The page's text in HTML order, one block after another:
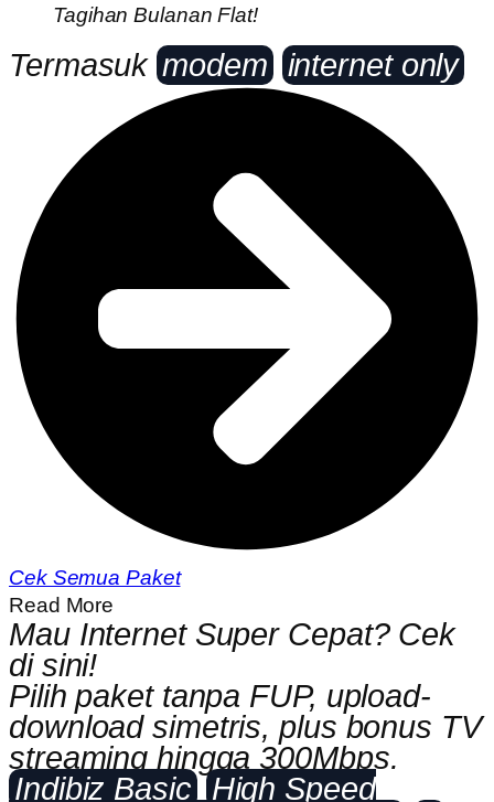
Tagihan Bulanan Flat!
Termasukmodem internet only
Cek Semua Paket
Read More
Mau Internet Super Cepat? Cek
di sini!
Pilih paket tanpa FUP, upload-
download simetris, plus bonus TV
streaming hingga 300Mbps.
Indibiz Basic
High Speed